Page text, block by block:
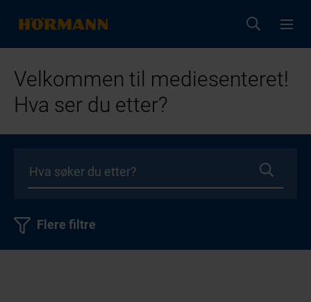
Velkommen til mediesenteret!
Hva ser du etter?
Flere filtre